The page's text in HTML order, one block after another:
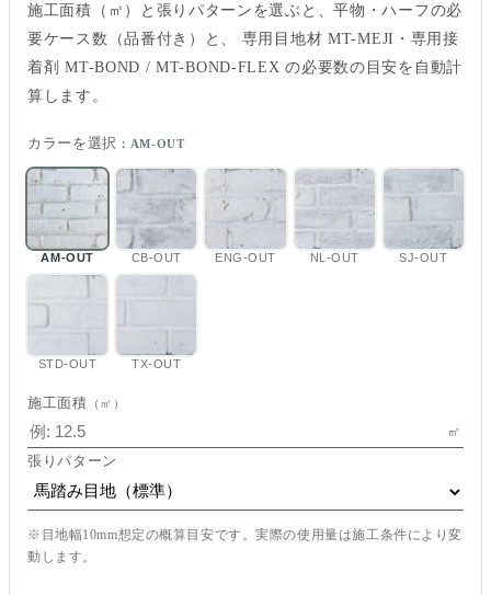
施工面積（㎡）と張りパターンを選ぶと、平物・ハーフの必
要ケース数（品番付き）と、 専用目地材 MT-MEJI・専用接
着剤 MT-BOND / MT-BOND-FLEX の必要数の目安を自動計
算します。
カラーを選択 ：AM-OUT
AM-OUT CB-OUT ENG-OUT NL-OUT SJ-OUT
STD-OUT TX-OUT
施工面積 （㎡）
㎡
張りパターン
※目地幅10mm想定の概算目安です。実際の使用量は施工条件により変
動します。